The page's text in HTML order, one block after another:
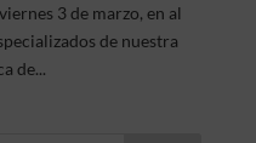
3 de marzo, en al
de nuestra
de...